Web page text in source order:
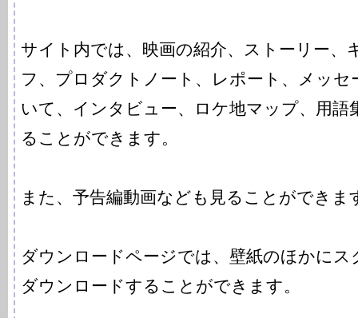
サイト内では、映画の紹介、ストーリー、
フ、プロダクトノート、レポート、メッセ
いて、インタビュー、ロケ地マップ、用語
ることができます。
また、予告編動画なども見ることができま
ダウンロードページでは、壁紙のほかにス
ダウンロードすることができます。